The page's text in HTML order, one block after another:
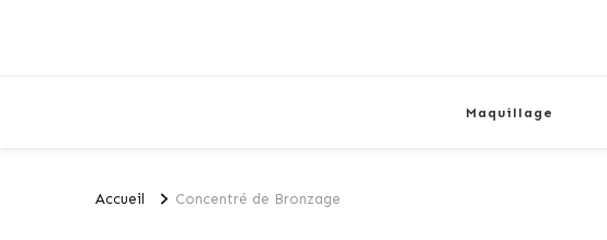
Maquillage
Accueil Concentré de Bronzage